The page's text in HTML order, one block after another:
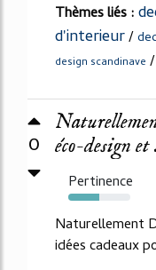
Thèmes liés :
d'interieur/
design scandinave /
0
éco-design et
Pertinence
50%
Naturellement
idées cadeaux